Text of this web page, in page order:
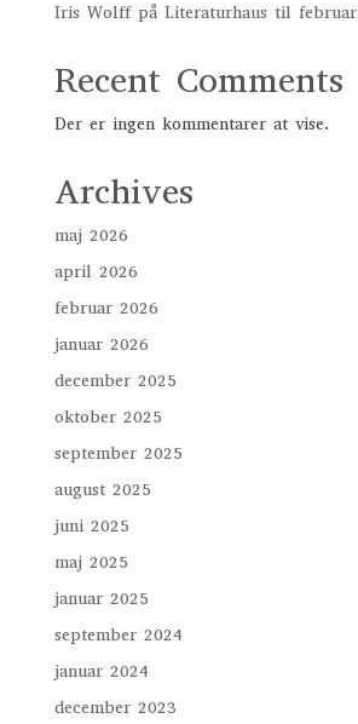
Iris Wolff på Literaturhaus til februar
Recent Comments
Der er ingen kommentarer at vise.
Archives
maj 2026
april 2026
februar 2026
januar 2026
december 2025
oktober 2025
september 2025
august 2025
juni 2025
maj 2025
januar 2025
september 2024
januar 2024
december 2023